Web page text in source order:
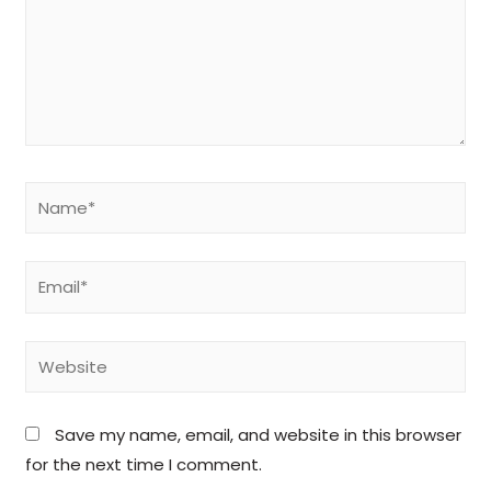
Save my name, email, and website in this browser
for the next time I comment.